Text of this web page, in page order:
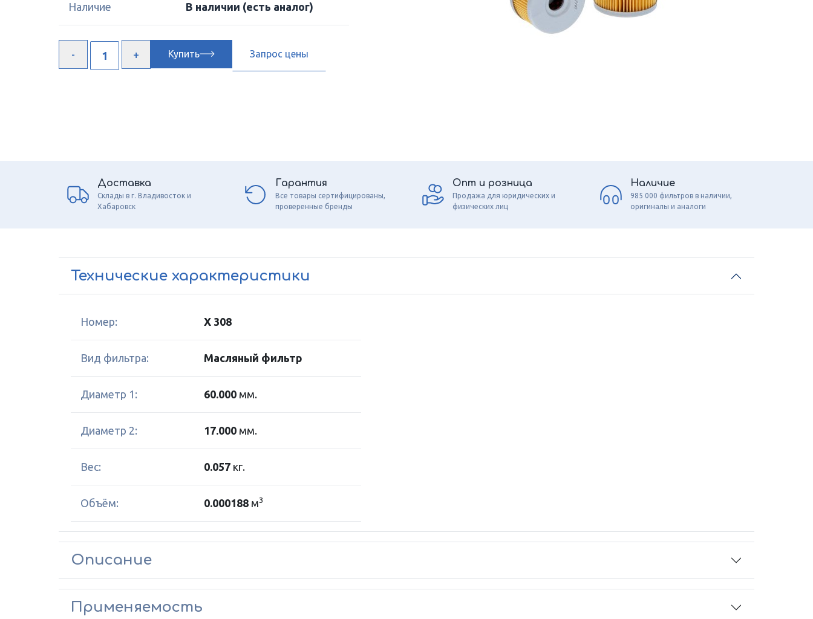
Наличие В наличии (есть аналог)
Купить Запрос цены
Доставка
Склады в г. Владивосток и
Хабаровск
Гарантия
Все товары сертифицированы,
проверенные бренды
Опт и розница
Продажа для юридических и
физических лиц
Наличие
985 000 фильтров в наличии,
оригиналы и аналоги
Технические характеристики
Номер: X 308
Вид фильтра: Масляный фильтр
Диаметр 1: 60.000 мм.
Диаметр 2: 17.000 мм.
Вес: 0.057 кг.
Объём: 0.000188 м3
Описание
Применяемость